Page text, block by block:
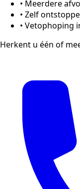
• Meerdere
• Zelf
• Vetophoping
Herkent u één of